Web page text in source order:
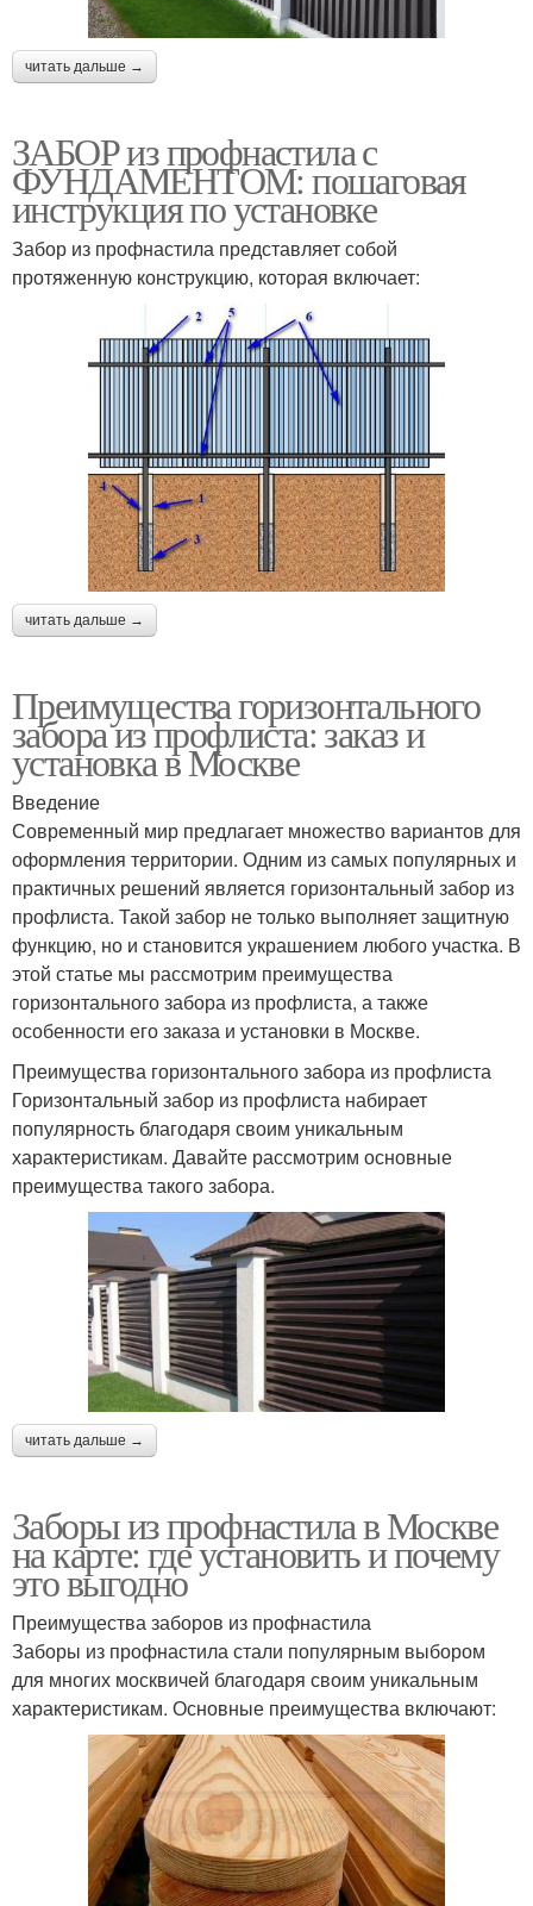
читать дальше →
ЗАБОР из профнастила с
ФУНДАМЕНТОМ: пошаговая
инструкция по установке
Забор из профнастила представляет собой
протяженную конструкцию, которая включает:
читать дальше →
Преимущества горизонтального
забора из профлиста: заказ и
установка в Москве
Введение
Современный мир предлагает множество вариантов для
оформления территории. Одним из самых популярных и
практичных решений является горизонтальный забор из
профлиста. Такой забор не только выполняет защитную
функцию, но и становится украшением любого участка. В
этой статье мы рассмотрим преимущества
горизонтального забора из профлиста, а также
особенности его заказа и установки в Москве.
Преимущества горизонтального забора из профлиста
Горизонтальный забор из профлиста набирает
популярность благодаря своим уникальным
характеристикам. Давайте рассмотрим основные
преимущества такого забора.
читать дальше →
Заборы из профнастила в Москве
на карте: где установить и почему
это выгодно
Преимущества заборов из профнастила
Заборы из профнастила стали популярным выбором
для многих москвичей благодаря своим уникальным
характеристикам. Основные преимущества включают: